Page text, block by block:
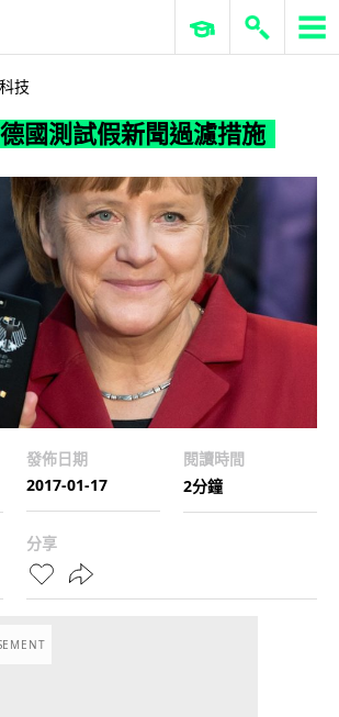
德國測試假新聞過濾措施
ERP 與商業 AI
技
國測試假新聞過濾措施
發佈日期
2017-01-17
閱讀時間
2分鐘
分享